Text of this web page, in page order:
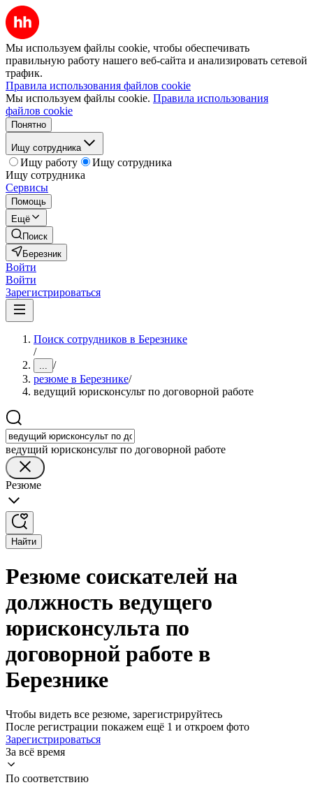
Мы используем файлы cookie, чтобы обеспечивать
правильную работу нашего веб-сайта и анализировать сетевой
трафик.
Правила использования файлов cookie
Мы используем файлы cookie. Правила использования
файлов cookie
Понятно
Ищу сотрудника
Ищу работу
Ищу сотрудника
Ищу сотрудника
Сервисы
Помощь
Ещё
Поиск
Березник
Войти
Войти
Зарегистрироваться
Поиск сотрудников в Березнике
/
... /
резюме в Березнике/
ведущий юрисконсульт по договорной работе
ведущий юрисконсульт по договорной работе
Резюме
Найти
Резюме соискателей на
должность ведущего
юрисконсульта по
договорной работе в
Березнике
Чтобы видеть все резюме, зарегистрируйтесь
После регистрации покажем ещё 1 и откроем фото
Зарегистрироваться
За всё время
По соответствию